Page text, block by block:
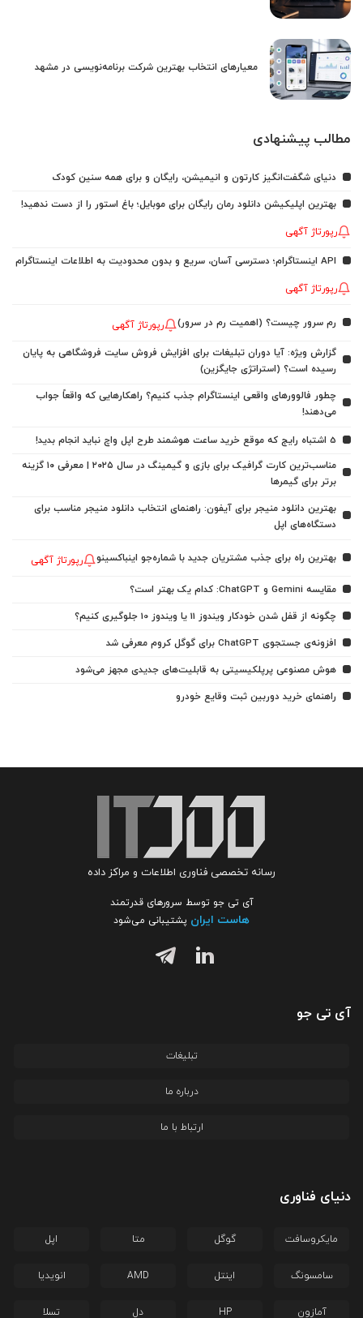
معیارهای انتخاب بهترین شرکت برنامه‌نویسی در مشهد
مطالب پیشنهادی
دنیای شگفت‌انگیز کارتون و انیمیشن، رایگان و برای همه سنین کودک
بهترین اپلیکیشن دانلود رمان رایگان برای موبایل؛ باغ استور را از دست ندهید!
رپورتاژ آگهی
API اینستاگرام؛ دسترسی آسان، سریع و بدون محدودیت به اطلاعات اینستاگرام
رپورتاژ آگهی
رم سرور چیست؟ (اهمیت رم در سرور) رپورتاژ آگهی
گزارش ویژه: آیا دوران تبلیغات برای افزایش فروش سایت فروشگاهی به پایان
رسیده است؟ (استراتژی جایگزین)
چطور فالوورهای واقعی اینستاگرام جذب کنیم؟ راهکارهایی که واقعاً جواب
می‌دهند!
5 اشتباه رایج که موقع خرید ساعت هوشمند طرح اپل واچ نباید انجام بدید!
مناسب‌ترین کارت گرافیک برای بازی و گیمینگ در سال ۲۰۲۵ | معرفی ۱۰ گزینه
برتر برای گیمرها
بهترین دانلود منیجر برای آیفون: راهنمای انتخاب دانلود منیجر مناسب برای
دستگاه‌های اپل
بهترین راه برای جذب مشتریان جدید با شماره‌جو اینباکسینو رپورتاژ آگهی
مقایسه Gemini و ChatGPT: کدام یک بهتر است؟
چگونه از قفل شدن خودکار ویندوز 11 یا ویندوز 10 جلوگیری کنیم؟
افزونه‌ی جستجوی ChatGPT برای گوگل کروم معرفی شد
هوش مصنوعی پرپلکیسیتی به قابلیت‌های جدیدی مجهز می‌شود
راهنمای خرید دوربین ثبت وقایع خودرو
رسانه تخصصی فناوری اطلاعات و مراکز داده
آی تی جو توسط سرورهای قدرتمند
هاست ایران پشتیبانی می‌شود
آی تی جو
تبلیغات
درباره ما
ارتباط با ما
دنیای فناوری
مایکروسافت گوگل متا اپل
سامسونگ اینتل AMD انویدیا
آمازون HP دل تسلا